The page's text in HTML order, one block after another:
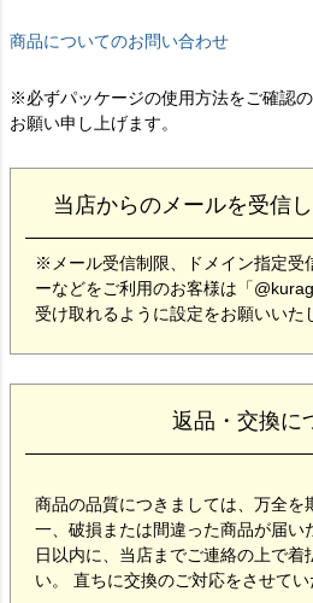
商品についてのお問い合わせ
※必ずパッケージの使用方法をご確認の
お願い申し上げます。
当店からのメールを受信
※メール受信制限、ドメイン指定受
ーなどをご利用のお客様は「
受け取れるように設定をお願いいた
返品・交換に
商品の品質につきましては、万全を
一、破損または間違った商品が届い
日以内に、当店までご連絡の上で着
い。 直ちに交換のご対応をさせてい